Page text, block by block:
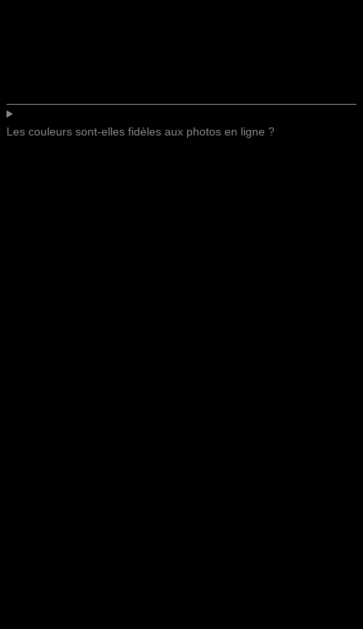
Les couleurs sont-elles fidèles aux photos en ligne ?